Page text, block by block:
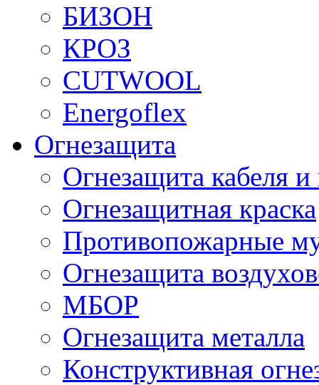
БИЗОН
КРОЗ
CUTWOOL
Energoflex
Огнезащита
Огнезащита кабеля
Огнезащитная краска
Противопожарные
Огнезащита
МБОР
Огнезащита металла
Конструктивная